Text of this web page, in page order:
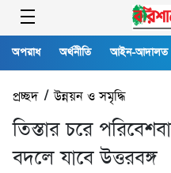
অপরাধ অর্থনীতি আইন-আদালত
প্রচ্ছদ/উন্নয়ন ও সমৃদ্ধি
তিস্তার চরে
বদলে যাবে উত্তরবঙ্গ